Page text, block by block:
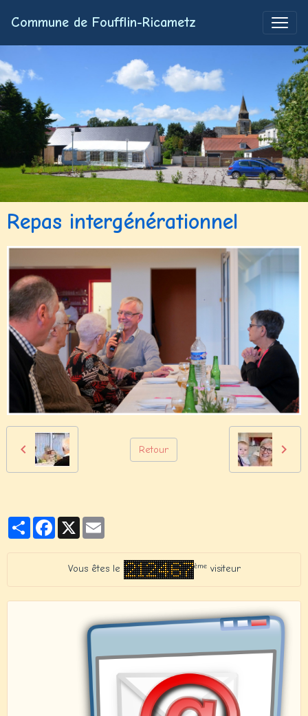
Commune de Foufflin-Ricametz
Repas intergénérationnel
Retour
PartagerFacebook
X
Vous êtes le èmevisiteur